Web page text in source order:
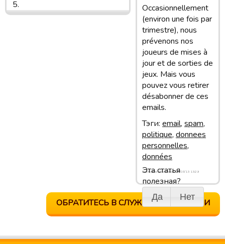
5.
Occasionnellement
(environ une fois par
trimestre), nous
prévenons nos
joueurs de mises à
jour et de sorties de
jeux. Mais vous
pouvez vous retirer
désabonner de ces
emails.
Тэги: email, spam,
politique, donnees
personnelles,
données
Эта статья
полезная?
Да Нет
Последнее обновление: 19/03/13 13:29
ОБРАТИТЕСЬ В СЛУЖБУ ПОДДЕРЖКИ